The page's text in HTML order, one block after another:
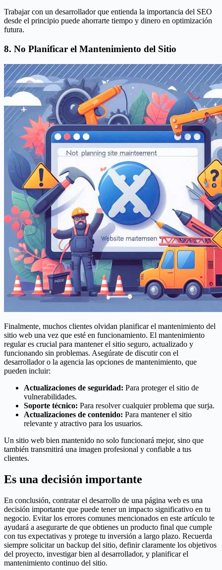
Trabajar con un desarrollador que entienda la importancia del SEO
desde el principio puede ahorrarte tiempo y dinero en optimización
futura.
8. No Planificar el Mantenimiento del Sitio
Finalmente, muchos clientes olvidan planificar el mantenimiento del
sitio web una vez que esté en funcionamiento. El mantenimiento
regular es crucial para mantener el sitio seguro, actualizado y
funcionando sin problemas. Asegúrate de discutir con el
desarrollador o la agencia las opciones de mantenimiento, que
pueden incluir:
Actualizaciones de seguridad: Para proteger el sitio de
vulnerabilidades.
Soporte técnico: Para resolver cualquier problema que surja.
Actualizaciones de contenido: Para mantener el sitio
relevante y atractivo para los usuarios.
Un sitio web bien mantenido no solo funcionará mejor, sino que
también transmitirá una imagen profesional y confiable a tus
clientes.
Es una decisión importante
En conclusión, contratar el desarrollo de una página web es una
decisión importante que puede tener un impacto significativo en tu
negocio. Evitar los errores comunes mencionados en este artículo te
ayudará a asegurarte de que obtienes un producto final que cumple
con tus expectativas y protege tu inversión a largo plazo. Recuerda
siempre solicitar un backup del sitio, definir claramente los objetivos
del proyecto, investigar bien al desarrollador, y planificar el
mantenimiento continuo del sitio.